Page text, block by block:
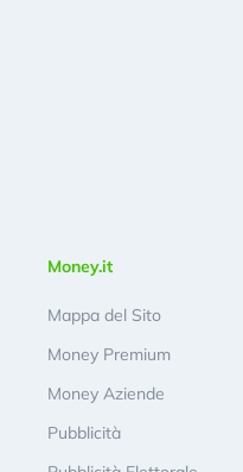
Money.it
Mappa del Sito
Money Premium
Money Aziende
Pubblicità